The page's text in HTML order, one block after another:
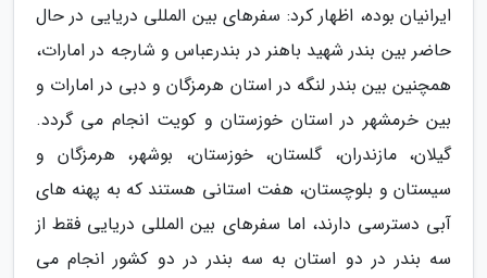
ایرانیان بوده، اظهار کرد: سفرهای بین المللی دریایی در حال
حاضر بین بندر شهید باهنر در بندرعباس و شارجه در امارات،
همچنین بین بندر لنگه در استان هرمزگان و دبی در امارات و
بین خرمشهر در استان خوزستان و کویت انجام می گردد.
گیلان، مازندران، گلستان، خوزستان، بوشهر، هرمزگان و
سیستان و بلوچستان، هفت استانی هستند که به پهنه های
آبی دسترسی دارند، اما سفرهای بین المللی دریایی فقط از
سه بندر در دو استان به سه بندر در دو کشور انجام می